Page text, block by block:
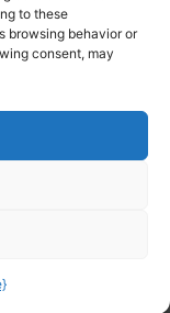
to these
browsing behavior or
consent, may